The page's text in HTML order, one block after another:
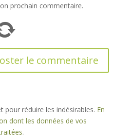
prochain commentaire.
pour réduire les indésirables. En
dont les données de vos
.